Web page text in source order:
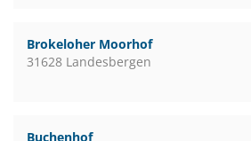
Brokeloher Moorhof
31628 Landesbergen
Buchenhof